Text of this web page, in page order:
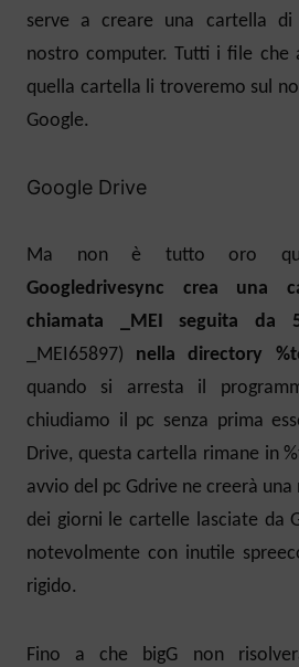
serve a creare una cartella di
nostro computer. Tutti i file che
quella cartella li troveremo sul
Google.
Google Drive
Ma non è tutto oro
Googledrivesync crea una
chiamata _MEI seguita da
_MEI65897) nella directory
quando si arresta il
chiudiamo il pc senza prima
Drive, questa cartella rimane in
avvio del pc Gdrive ne creerà una
dei giorni le cartelle lasciate da
notevolmente con inutile
rigido.
Fino a che bigG non